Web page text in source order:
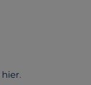
hier.